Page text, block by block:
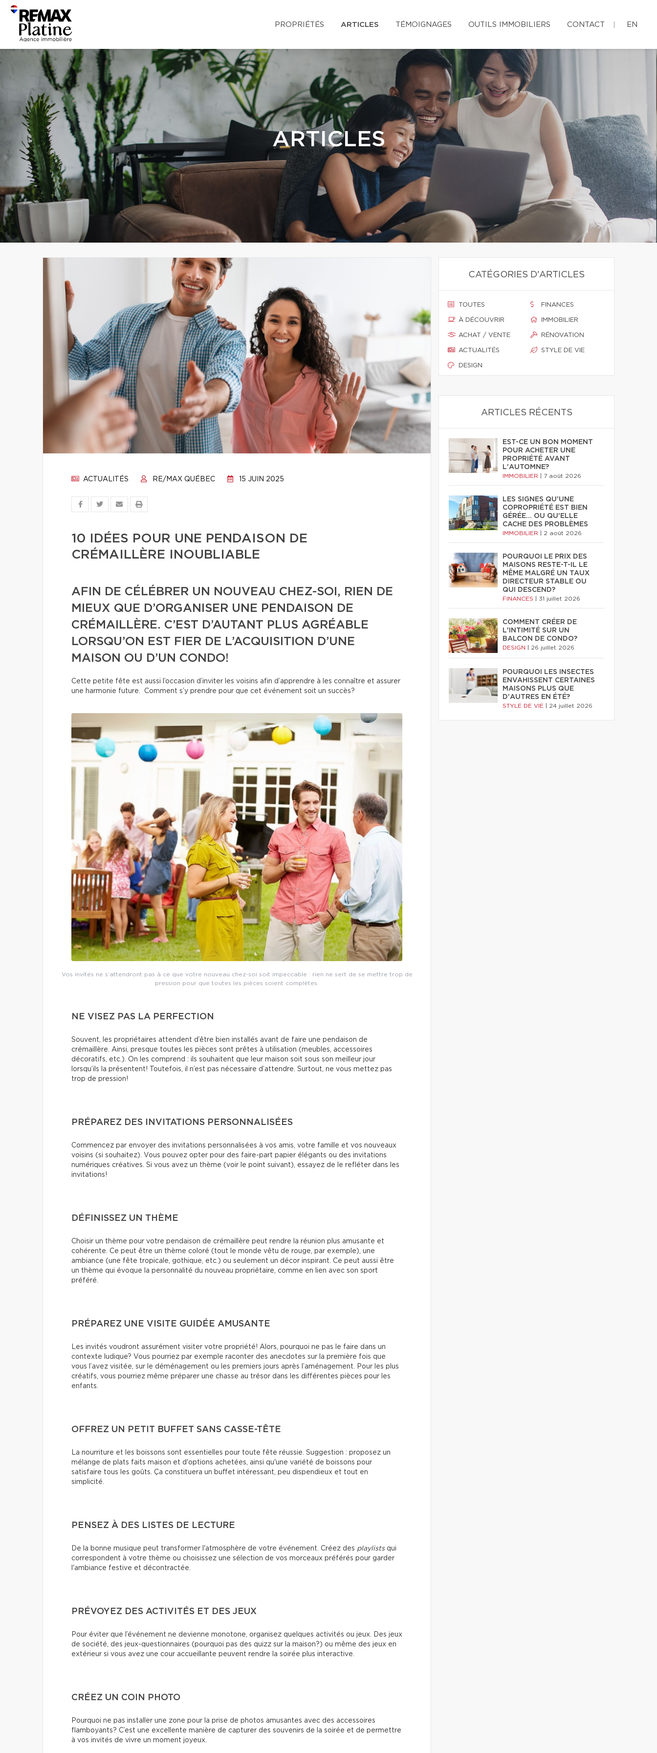
PROPRIÉTÉS ARTICLES TÉMOIGNAGES OUTILS IMMOBILIERS CONTACT EN
ARTICLES
ACTUALITÉS RE/MAX QUÉBEC 15 JUIN 2025
10 IDÉES POUR UNE PENDAISON DE
CRÉMAILLÈRE INOUBLIABLE
AFIN DE CÉLÉBRER UN NOUVEAU CHEZ-SOI, RIEN DE
MIEUX QUE D’ORGANISER UNE PENDAISON DE
CRÉMAILLÈRE. C’EST D’AUTANT PLUS AGRÉABLE
LORSQU’ON EST FIER DE L’ACQUISITION D’UNE
MAISON OU D’UN CONDO!
Cette petite fête est aussi l’occasion d’inviter les voisins afin d’apprendre à les connaître et assurer
une harmonie future. Comment s’y prendre pour que cet événement soit un succès?
Vos invités ne s’attendront pas à ce que votre nouveau chez-soi soit impeccable : rien ne sert de se mettre trop de
pression pour que toutes les pièces soient complètes.
NE VISEZ PAS LA PERFECTION
Souvent, les propriétaires attendent d’être bien installés avant de faire une pendaison de
crémaillère. Ainsi, presque toutes les pièces sont prêtes à utilisation (meubles, accessoires
décoratifs, etc.). On les comprend : ils souhaitent que leur maison soit sous son meilleur jour
lorsqu’ils la présentent! Toutefois, il n’est pas nécessaire d’attendre. Surtout, ne vous mettez pas
trop de pression!
PRÉPAREZ DES INVITATIONS PERSONNALISÉES
Commencez par envoyer des invitations personnalisées à vos amis, votre famille et vos nouveaux
voisins (si souhaitez). Vous pouvez opter pour des faire-part papier élégants ou des invitations
numériques créatives. Si vous avez un thème (voir le point suivant), essayez de le refléter dans les
invitations!
DÉFINISSEZ UN THÈME
Choisir un thème pour votre pendaison de crémaillère peut rendre la réunion plus amusante et
cohérente. Ce peut être un thème coloré (tout le monde vêtu de rouge, par exemple), une
ambiance (une fête tropicale, gothique, etc.) ou seulement un décor inspirant. Ce peut aussi être
un thème qui évoque la personnalité du nouveau propriétaire, comme en lien avec son sport
préféré.
PRÉPAREZ UNE VISITE GUIDÉE AMUSANTE
Les invités voudront assurément visiter votre propriété! Alors, pourquoi ne pas le faire dans un
contexte ludique? Vous pourriez par exemple raconter des anecdotes sur la première fois que
vous l’avez visitée, sur le déménagement ou les premiers jours après l’aménagement. Pour les plus
créatifs, vous pourriez même préparer une chasse au trésor dans les différentes pièces pour les
enfants.
OFFREZ UN PETIT BUFFET SANS CASSE-TÊTE
La nourriture et les boissons sont essentielles pour toute fête réussie. Suggestion : proposez un
mélange de plats faits maison et d'options achetées, ainsi qu'une variété de boissons pour
satisfaire tous les goûts. Ça constituera un buffet intéressant, peu dispendieux et tout en
simplicité.
PENSEZ À DES LISTES DE LECTURE
De la bonne musique peut transformer l'atmosphère de votre événement. Créez des playlistsqui
correspondent à votre thème ou choisissez une sélection de vos morceaux préférés pour garder
l'ambiance festive et décontractée.
PRÉVOYEZ DES ACTIVITÉS ET DES JEUX
Pour éviter que l’événement ne devienne monotone, organisez quelques activités ou jeux. Des jeux
de société, des jeux-questionnaires (pourquoi pas des quizz sur la maison?) ou même des jeux en
extérieur si vous avez une cour accueillante peuvent rendre la soirée plus interactive.
CRÉEZ UN COIN PHOTO
Pourquoi ne pas installer une zone pour la prise de photos amusantes avec des accessoires
flamboyants? C’est une excellente manière de capturer des souvenirs de la soirée et de permettre
à vos invités de vivre un moment joyeux.
CATÉGORIES D'ARTICLES
TOUTES
À DÉCOUVRIR
ACHAT / VENTE
ACTUALITÉS
DESIGN
FINANCES
IMMOBILIER
RÉNOVATION
STYLE DE VIE
ARTICLES RÉCENTS
EST-CE UN BON MOMENT
POUR ACHETER UNE
PROPRIÉTÉ AVANT
L'AUTOMNE?
IMMOBILIER 7 août 2026
LES SIGNES QU'UNE
COPROPRIÉTÉ EST BIEN
GÉRÉE… OU QU'ELLE
CACHE DES PROBLÈMES
IMMOBILIER 2 août 2026
POURQUOI LE PRIX DES
MAISONS RESTE-T-IL LE
MÊME MALGRÉ UN TAUX
DIRECTEUR STABLE OU
QUI DESCEND?
FINANCES 31 juillet 2026
COMMENT CRÉER DE
L'INTIMITÉ SUR UN
BALCON DE CONDO?
DESIGN 26 juillet 2026
POURQUOI LES INSECTES
ENVAHISSENT CERTAINES
MAISONS PLUS QUE
D'AUTRES EN ÉTÉ?
STYLE DE VIE 24 juillet 2026